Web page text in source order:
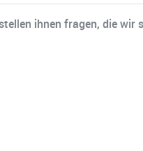
ihnen fragen, die